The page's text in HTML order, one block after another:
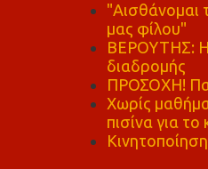
"Αισθάνομαι
μας φίλου"
ΒΕΡΟΥΤΗΣ: Η
διαδρομής
ΠΡΟΣΟΧΗ!
Χωρίς
πισίνα για το